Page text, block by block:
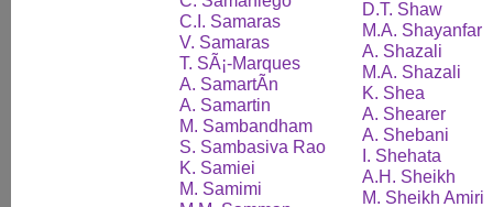
C.I. Samaras
V. Samaras
T. SÃ¡-Marques
A. SamartÃ­n
A. Samartin
M. Sambandham
S. Sambasiva Rao
K. Samiei
M. Samimi
D.T. Shaw
M.A. Shayanfar
A. Shazali
M.A. Shazali
K. Shea
A. Shearer
A. Shebani
I. Shehata
A.H. Sheikh
M. Sheikh Amiri